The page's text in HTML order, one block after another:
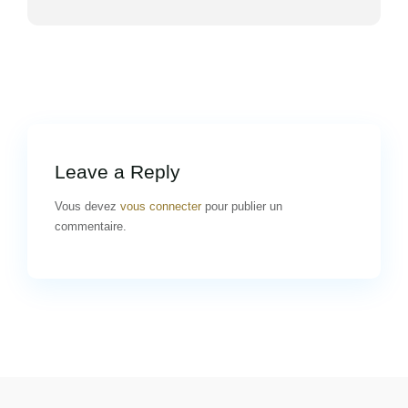
Leave a Reply
Vous devez vous connecter pour publier un
commentaire.